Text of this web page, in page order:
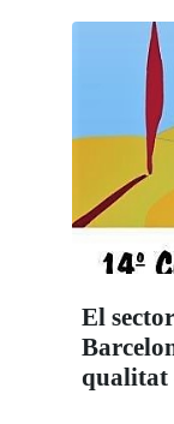
El
qualitat